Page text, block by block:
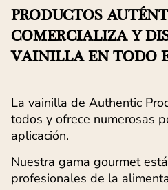
PRODUCTOS
COMERCIALIZA Y
VAINILLA EN TODO
La vainilla de Authentic
todos y ofrece numerosas
aplicación.
Nuestra gama gourmet
profesionales de la